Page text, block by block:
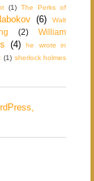
(1) The Perks of
(6)
Walt
(2)
William
(4)
he wrote in
(1) sherlock holmes